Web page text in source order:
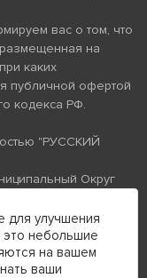
вас о том, что
на
каких
публичной офертой
кодекса РФ.
"РУССКИЙ
Округ
1237800058870
обработки
для улучшения
это небольшие
на вашем
ваши